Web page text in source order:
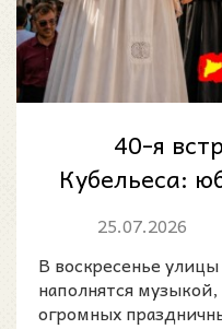
40-я
Кубельеса:
июля
25.07.2026
В воскресенье
наполнятся
огромных